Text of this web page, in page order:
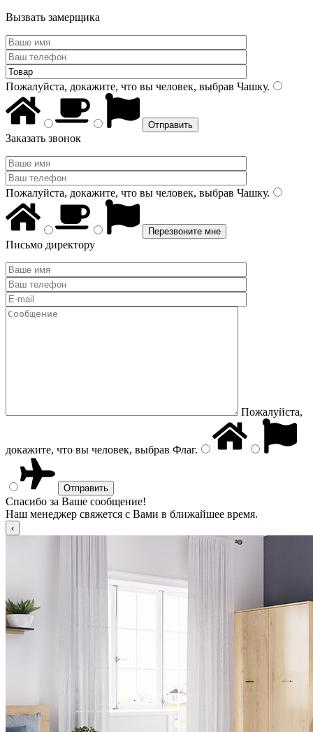
Вызвать замерщика
Пожалуйста, докажите, что вы человек, выбрав Чашку.
Заказать звонок
Пожалуйста, докажите, что вы человек, выбрав Чашку.
Письмо директору
Пожалуйста,
докажите, что вы человек, выбрав Флаг.
Спасибо за Ваше сообщение!
Наш менеджер свяжется с Вами в ближайшее время.